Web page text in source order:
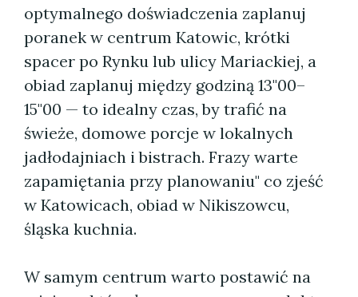
optymalnego doświadczenia zaplanuj
poranek w centrum Katowic, krótki
spacer po Rynku lub ulicy Mariackiej, a
obiad zaplanuj między godziną 13"00–
15"00 — to idealny czas, by trafić na
świeże, domowe porcje w lokalnych
jadłodajniach i bistrach. Frazy warte
zapamiętania przy planowaniu" co zjeść
w Katowicach, obiad w Nikiszowcu,
śląska kuchnia.
W samym centrum warto postawić na